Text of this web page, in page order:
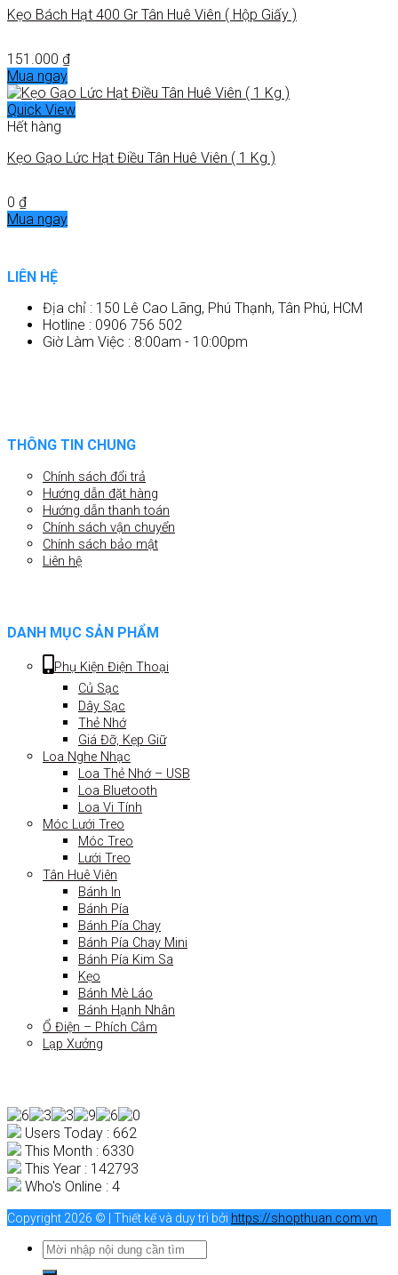
Kẹo Bách Hạt 400 Gr Tân Huê Viên ( Hộp Giấy )
151.000 ₫
Mua ngay
Quick View
Hết hàng
Kẹo Gạo Lức Hạt Điều Tân Huê Viên ( 1 Kg )
0 ₫
Mua ngay
LIÊN HỆ
Địa chỉ : 150 Lê Cao Lãng, Phú Thạnh, Tân Phú, HCM
Hotline : 0906 756 502
Giờ Làm Việc : 8:00am - 10:00pm
THÔNG TIN CHUNG
Chính sách đổi trả
Hướng dẫn đặt hàng
Hướng dẫn thanh toán
Chính sách vận chuyển
Chính sách bảo mật
Liên hệ
DANH MỤC SẢN PHẨM
Phụ Kiện Điện Thoại
Củ Sạc
Dây Sạc
Thẻ Nhớ
Giá Đỡ, Kẹp Giữ
Loa Nghe Nhạc
Loa Thẻ Nhớ – USB
Loa Bluetooth
Loa Vi Tính
Móc Lưới Treo
Móc Treo
Lưới Treo
Tân Huê Viên
Bánh In
Bánh Pía
Bánh Pía Chay
Bánh Pía Chay Mini
Bánh Pía Kim Sa
Kẹo
Bánh Mè Láo
Bánh Hạnh Nhân
Ổ Điện – Phích Cắm
Lạp Xưởng
Users Today : 662
This Month : 6330
This Year : 142793
Who's Online : 4
Copyright 2026 © | Thiết kế và duy trì bởi https://shopthuan.com.vn